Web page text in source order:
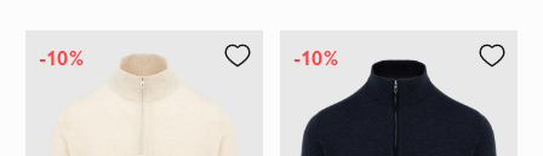
-10% -10%